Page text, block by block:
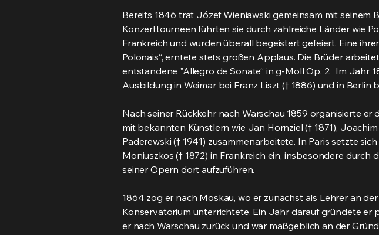
Bereits 1846 trat Józef Wieniawski gemeinsam mit seinem
Konzerttourneen führten sie durch zahlreiche Länder wie
Frankreich und wurden überall begeistert gefeiert. Eine
Polonais“, erntete stets großen Applaus. Die Brüder
entstandene "Allegro de Sonate“ in g-Moll Op. 2. Im Jahr
Ausbildung in Weimar bei Franz Liszt († 1886) und in Berlin
Nach seiner Rückkehr nach Warschau 1859 organisierte
mit bekannten Künstlern wie Jan Hornziel († 1871),
Paderewski († 1941) zusammenarbeitete. In Paris setzte
Moniuszkos († 1872) in Frankreich ein, insbesondere
seiner Opern dort aufzuführen.
1864 zog er nach Moskau, wo er zunächst als Lehrer an
Konservatorium unterrichtete. Ein Jahr darauf gründete er
er nach Warschau zurück und war maßgeblich an der